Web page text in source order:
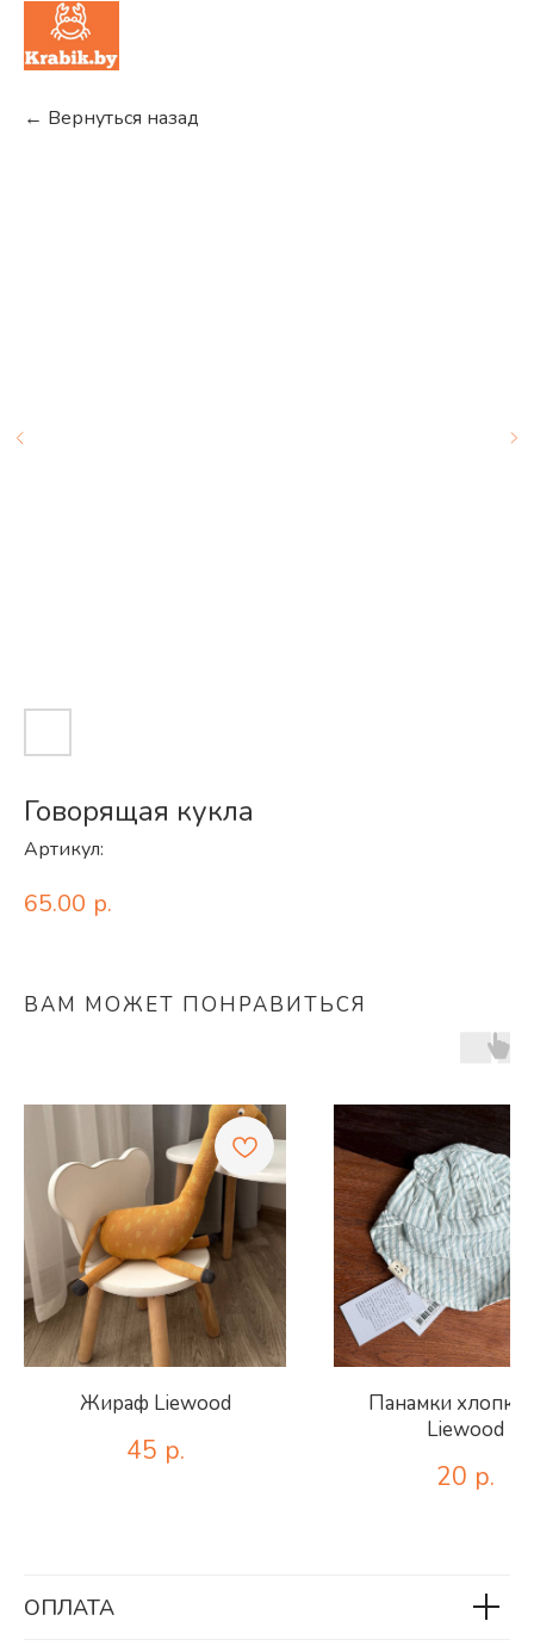
← Вернуться назад
Говорящая кукла
Артикул:
65.00 р.
ВАМ МОЖЕТ ПОНРАВИТЬСЯ
Жираф Liewood
45 р.
Панамки
Liewood
20 р.
ОПЛАТА